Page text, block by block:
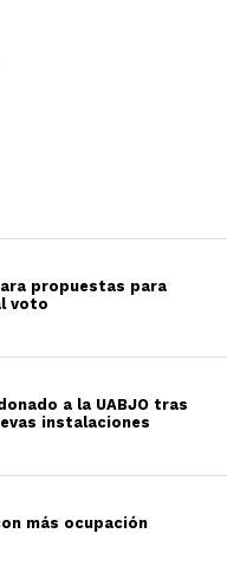
propuestas para
voto
a la UABJO tras
instalaciones
más ocupación